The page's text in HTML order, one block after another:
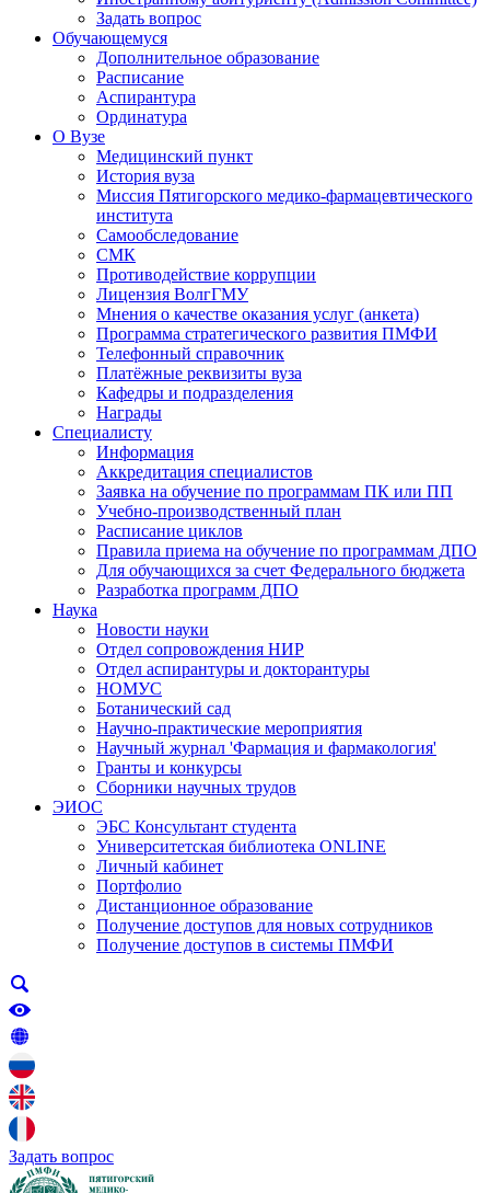
Задать вопрос
Обучающемуся
Дополнительное образование
Расписание
Аспирантура
Ординатура
О Вузе
Медицинский пункт
История вуза
Миссия Пятигорского медико-фармацевтического
института
Самообследование
СМК
Противодействие коррупции
Лицензия ВолгГМУ
Мнения о качестве оказания услуг (анкета)
Программа стратегического развития ПМФИ
Телефонный справочник
Платёжные реквизиты вуза
Кафедры и подразделения
Награды
Специалисту
Информация
Аккредитация специалистов
Заявка на обучение по программам ПК или ПП
Учебно-производственный план
Расписание циклов
Правила приема на обучение по программам ДПО
Для обучающихся за счет Федерального бюджета
Разработка программ ДПО
Наука
Новости науки
Отдел сопровождения НИР
Отдел аспирантуры и докторантуры
НОМУС
Ботанический сад
Научно-практические мероприятия
Научный журнал 'Фармация и фармакология'
Гранты и конкурсы
Сборники научных трудов
ЭИОС
ЭБС Консультант студента
Университетская библиотека ONLINE
Личный кабинет
Портфолио
Дистанционное образование
Получение доступов для новых сотрудников
Получение доступов в системы ПМФИ
Задать вопрос